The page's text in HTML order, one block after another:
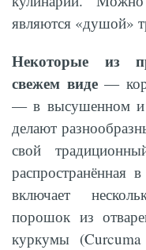
являются «душой»
Некоторые из
свежем виде—
— в высушенном и
делают
свой
включает
порошок из
куркумы